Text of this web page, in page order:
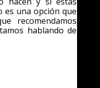
es una opción que
recomendamos
hablando de